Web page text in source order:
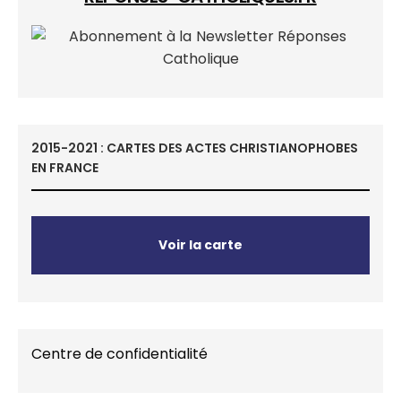
2015-2021 : CARTES DES ACTES CHRISTIANOPHOBES
EN FRANCE
Voir la carte
Centre de confidentialité